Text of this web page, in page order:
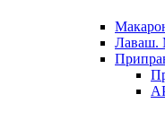
Лаваш.